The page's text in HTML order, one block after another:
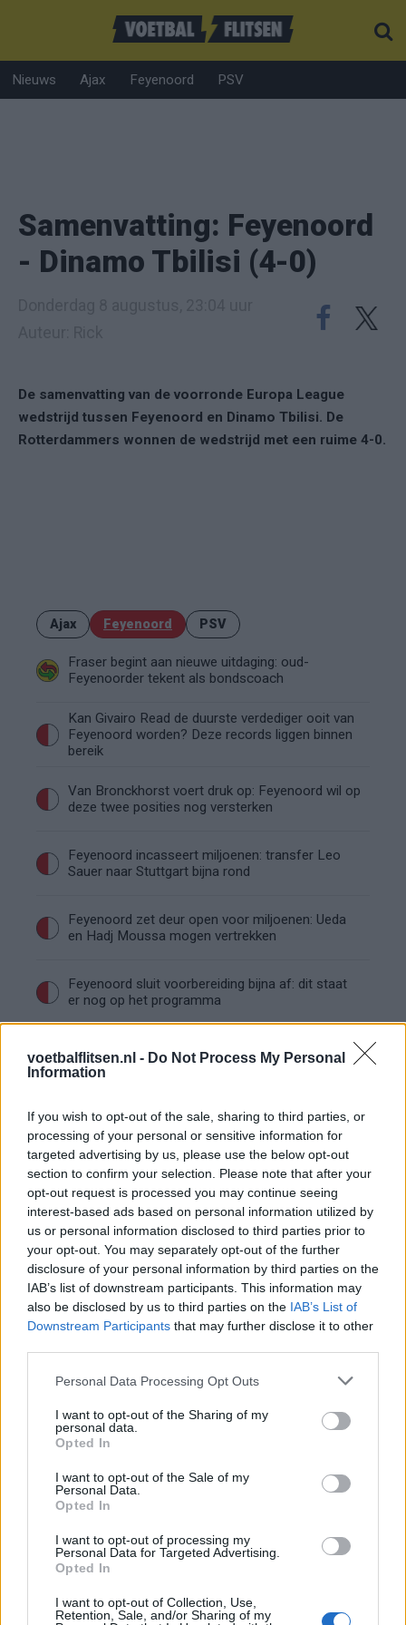
voetbalflitsen.nl - Do Not Process My Personal
Information
If you wish to opt-out of the sale, sharing to third parties, or
processing of your personal or sensitive information for
targeted advertising by us, please use the below opt-out
section to confirm your selection. Please note that after your
opt-out request is processed you may continue seeing
interest-based ads based on personal information utilized by
us or personal information disclosed to third parties prior to
your opt-out. You may separately opt-out of the further
disclosure of your personal information by third parties on the
IAB’s list of downstream participants. This information may
also be disclosed by us to third parties on the IAB’s List of
Downstream Participants that may further disclose it to other
Personal Data Processing Opt Outs
I want to opt-out of the Sharing of my
personal data.
Opted In
I want to opt-out of the Sale of my
Personal Data.
Opted In
I want to opt-out of processing my
Personal Data for Targeted Advertising.
Opted In
I want to opt-out of Collection, Use,
Retention, Sale, and/or Sharing of my
Nieuws Ajax Feyenoord PSV
Samenvatting: Feyenoord
- Dinamo Tbilisi (4-0)
De samenvatting van de voorronde Europa League
wedstrijd tussen Feyenoord en Dinamo Tbilisi. De
Rotterdammers wonnen de wedstrijd met een ruime 4-0.
Ajax Feyenoord PSV
Fraser begint aan nieuwe uitdaging: oud-
Feyenoorder tekent als bondscoach
Kan Givairo Read de duurste verdediger ooit van
Feyenoord worden? Deze records liggen binnen
bereik
Van Bronckhorst voert druk op: Feyenoord wil op
deze twee posities nog versterken
Feyenoord incasseert miljoenen: transfer Leo
Sauer naar Stuttgart bijna rond
Feyenoord zet deur open voor miljoenen: Ueda
en Hadj Moussa mogen vertrekken
Feyenoord sluit voorbereiding bijna af: dit staat
er nog op het programma
Shaqueel van Persie ontkracht geruchten over
keuze voor Marokko
Brengt Sporting Portugal Feyenoord in de
problemen rond Hadj Moussa?
Van droomtransfer tot contractontbinding: het
Feyenoord-verhaal van Calvin Stengs
'Hij is weer gewoon mijn vader': Shaqueel
openhartig over Robin van Persie
Lille geeft niet op na afwijzing: komt er nieuw
bod op Gjivai Zechiël?
schaamte voel ik nog altijd"
Calvin Stengs opnieuw vader: bijzonder nieuws in
onzekere transferzomer
Zoë Livay raakt draad kwijt tijdens open dag
Feyenoord na storing met autocue
Wanneer is de loting voor de Champions
League? PSV en Feyenoord weten dan hun
Conference League-ophef: Hamrun